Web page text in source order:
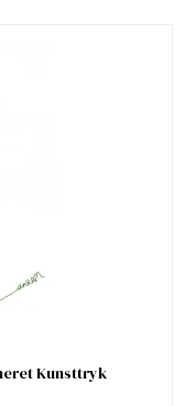
Kunsttryk